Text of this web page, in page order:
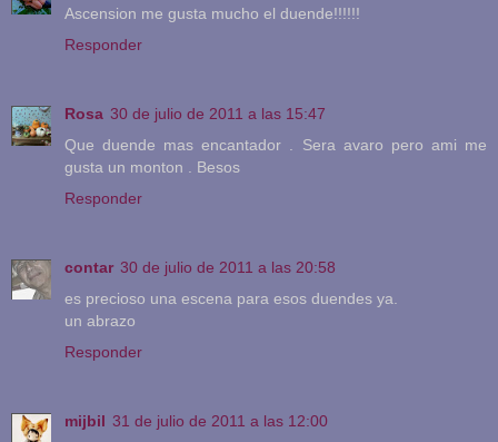
Ascension me gusta mucho el duende!!!!!!
Responder
Rosa 30 de julio de 2011 a las 15:47
Que duende mas encantador . Sera avaro pero ami me
gusta un monton . Besos
Responder
contar 30 de julio de 2011 a las 20:58
es precioso una escena para esos duendes ya.
un abrazo
Responder
mijbil 31 de julio de 2011 a las 12:00